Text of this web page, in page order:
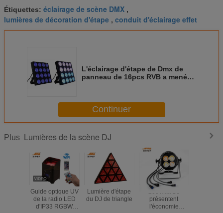
Étiquettes: éclairage de scène DMX ,
lumières de décoration d'étape , conduit d'éclairage effet
L'éclairage d'étape de Dmx de
panneau de 16pcs RVB a mené
Continuer
Plus Lumières de la scène DJ
Guide optique UV
de la radio LED
d'IP33 RGBW
Lumière d'étape
du DJ de triangle
200Watt DJ
présentent
l'économie